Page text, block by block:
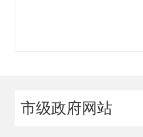
市级政府网站